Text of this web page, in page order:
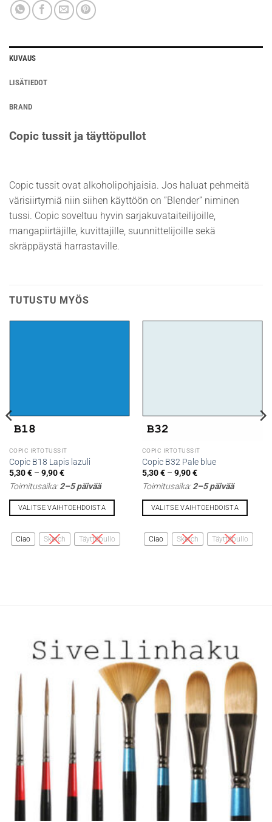
KUVAUS
LISÄTIEDOT
BRAND
Copic tussit ja täyttöpullot
Copic tussit ovat alkoholipohjaisia. Jos haluat pehmeitä
värisiirtymiä niin siihen käyttöön on ”Blender” niminen
tussi. Copic soveltuu hyvin sarjakuvataiteilijoille,
mangapiirtäjille, kuvittajille, suunnittelijoille sekä
skräppäystä harrastaville.
TUTUSTU MYÖS
COPIC IRTOTUSSIT
Copic B18 Lapis lazuli
5,30€ – 9,90€Hintaluokka:
-
Toimitusaika:2–5 päivää
VALITSE VAIHTOEHDOISTA
tuotteella
on
Ciao Sketch Täyttöpullo
COPIC IRTOTUSSIT
Copic B32 Pale blue
5,30€ – 9,90€Hintaluokka:
-
Toimitusaika:2–5 päivää
VALITSE VAIHTOEHDOISTA
tuotteella
on
Ciao Sketch Täyttöpullo